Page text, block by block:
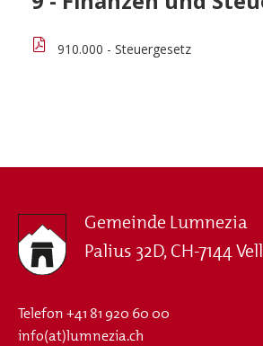
910.000 - Steuergesetz
Gemeinde Lumnezia
Palius 32D, CH-7144
Telefon+41 81 920 60 00
info(at)lumnezia.ch